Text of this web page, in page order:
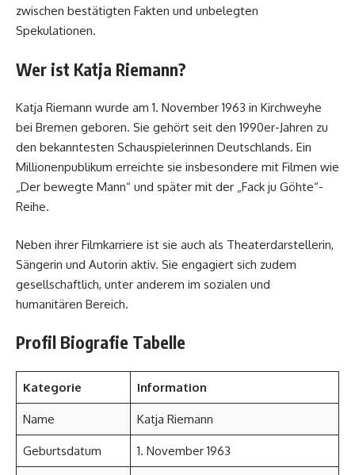
zwischen bestätigten Fakten und unbelegten
Spekulationen.
Wer ist Katja Riemann?
Katja Riemann wurde am 1. November 1963 in Kirchweyhe
bei Bremen geboren. Sie gehört seit den 1990er-Jahren zu
den bekanntesten Schauspielerinnen Deutschlands. Ein
Millionenpublikum erreichte sie insbesondere mit Filmen wie
„Der bewegte Mann“ und später mit der „Fack ju Göhte“-
Reihe.
Neben ihrer Filmkarriere ist sie auch als Theaterdarstellerin,
Sängerin und Autorin aktiv. Sie engagiert sich zudem
gesellschaftlich, unter anderem im sozialen und
humanitären Bereich.
Profil Biografie Tabelle
Kategorie Information
Name Katja Riemann
Geburtsdatum 1. November 1963